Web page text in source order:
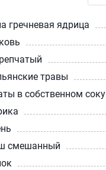
гречневая ядрица
травы
в собственном соку
смешанный